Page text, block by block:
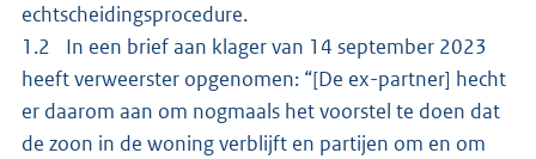
echtscheidingsprocedure.
1.2 In een brief aan klager van 14 september 2023
heeft verweerster opgenomen: “[De ex-partner] hecht
er daarom aan om nogmaals het voorstel te doen dat
de zoon in de woning verblijft en partijen om en om